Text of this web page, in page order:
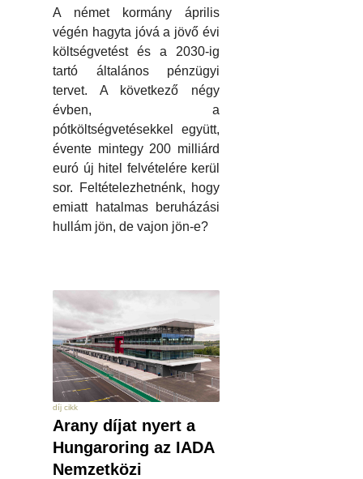
A német kormány április
végén hagyta jóvá a jövő évi
költségvetést és a 2030-ig
tartó általános pénzügyi
tervet. A következő négy
évben, a
pótköltségvetésekkel együtt,
évente mintegy 200 milliárd
euró új hitel felvételére kerül
sor. Feltételezhetnénk, hogy
emiatt hatalmas beruházási
hullám jön, de vajon jön-e?
díj cikk
Arany díjat nyert a
Hungaroring az IADA
Nemzetközi